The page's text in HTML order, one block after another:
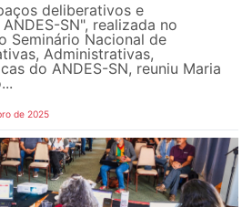
deliberativos e
SN", realizada no
Seminário Nacional de
Administrativas,
do ANDES-SN, reuniu Maria
de 2025